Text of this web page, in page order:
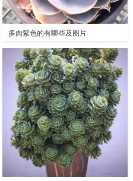
多肉紫色的有哪些及图片